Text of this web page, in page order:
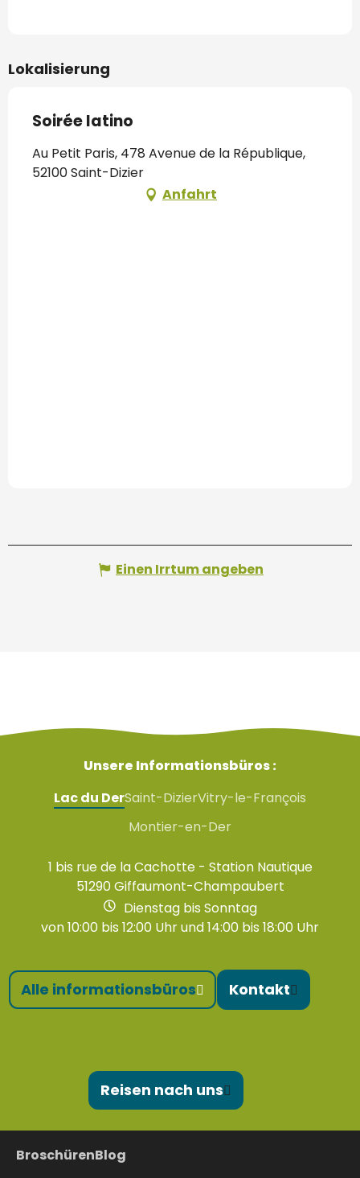
Lokalisierung
Soirée latino
Au Petit Paris, 478 Avenue de la République,
52100 Saint-Dizier
Anfahrt
Einen Irrtum angeben
Unsere Informationsbüros :
Lac du DerSaint-DizierVitry-le-François
Montier-en-Der
1 bis rue de la Cachotte - Station Nautique
51290 Giffaumont-Champaubert
Dienstag bis Sonntag
von 10:00 bis 12:00 Uhr und 14:00 bis 18:00 Uhr
Alle informationsbüros Kontakt
Reisen nach uns
BroschürenBlog